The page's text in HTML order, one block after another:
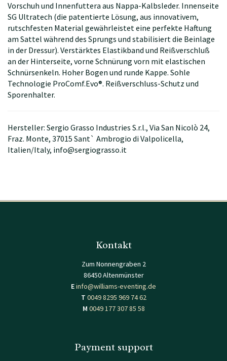
Vorschuh und Innenfuttera aus Nappa-Kalbsleder. Innenseite
SG Ultratech (die patentierte Lösung, aus innovativem,
rutschfesten Material gewährleistet eine perfekte Haftung
am Sattel während des Sprungs und stabilisiert die Beinlage
in der Dressur). Verstärktes Elastikband und Reißverschluß
an der Hinterseite, vorne Schnürung vorn mit elastischen
Schnürsenkeln. Hoher Bogen und runde Kappe. Sohle
Technologie ProComf.Evo®. Reißverschluss-Schutz und
Sporenhalter.
Hersteller: Sergio Grasso Industries S.r.l., Via San Nicolò 24,
Fraz. Monte, 37015 Sant` Ambrogio di Valpolicella,
Italien/Italy, info@sergiograsso.it
Kontakt
Zum Nonnengraben 2
86450 Altenmünster
Einfo@williams-eventing.de
T 0049 8295 969 74 62
M 0049 177 307 85 58
Payment support